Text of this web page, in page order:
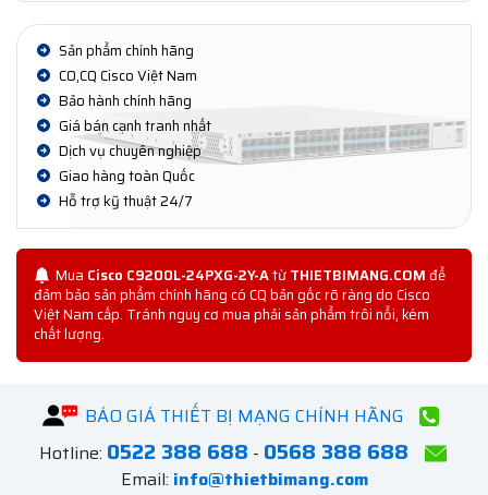
Sản phẩm chính hãng
CO,CQ Cisco Việt Nam
Bảo hành chính hãng
Giá bán cạnh tranh nhất
Dịch vụ chuyên nghiệp
Giao hàng toàn Quốc
Hỗ trợ kỹ thuật 24/7
Mua Cisco C9200L-24PXG-2Y-AtừTHIETBIMANG.COMđể
đảm bảo sản phẩm chính hãng có CQ bản gốc rõ ràng do Cisco
Việt Nam cấp. Tránh nguy cơ mua phải sản phẩm trôi nổi, kém
chất lượng.
BÁO GIÁ THIẾT BỊ MẠNG CHÍNH HÃNG
Hotline: 0522 388 688 - 0568 388 688
Email: info@thietbimang.com